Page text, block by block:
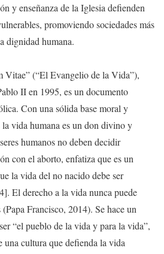
y enseñanza de la Iglesia defienden
promoviendo sociedades más
dignidad humana.
Vitae” (“El Evangelio de la Vida”),
II en 1995, es un documento
Con una sólida base moral y
vida humana es un don divino y
humanos no deben decidir
con el aborto, enfatiza que es un
la vida del no nacido debe ser
El derecho a la vida nunca puede
Francisco, 2014). Se hace un
“el pueblo de la vida y para la vida”,
una cultura que defienda la vida